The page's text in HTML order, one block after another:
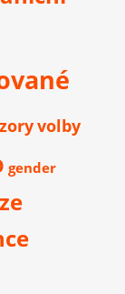
volby
gender